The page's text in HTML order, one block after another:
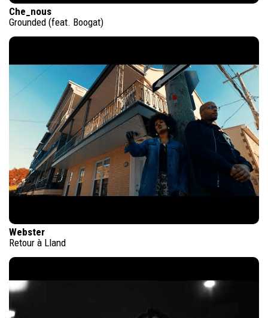
Che_nous
Grounded (feat. Boogat)
Webster
Retour à Lland